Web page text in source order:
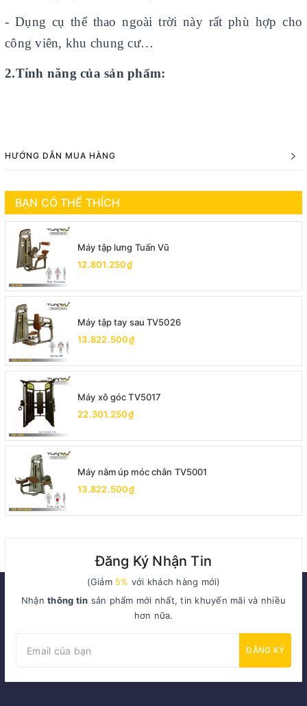
- Dụng cụ thể thao ngoài trời này rất phù hợp cho
công viên, khu chung cư…
2.Tính năng của sản phẩm:
HƯỚNG DẪN MUA HÀNG
BẠN CÓ THỂ THÍCH
Máy tập lưng Tuấn Vũ
12.801.250₫
Máy tập tay sau TV5026
13.822.500₫
Máy xô góc TV5017
22.301.250₫
Máy nằm úp móc chân TV5001
13.822.500₫
Đăng Ký Nhận Tin
(Giảm 5% với khách hàng mới)
Nhậnthông tin sản phẩm mới nhất, tin khuyến mãi và nhiều
hơn nữa.
ĐĂNG KÝ